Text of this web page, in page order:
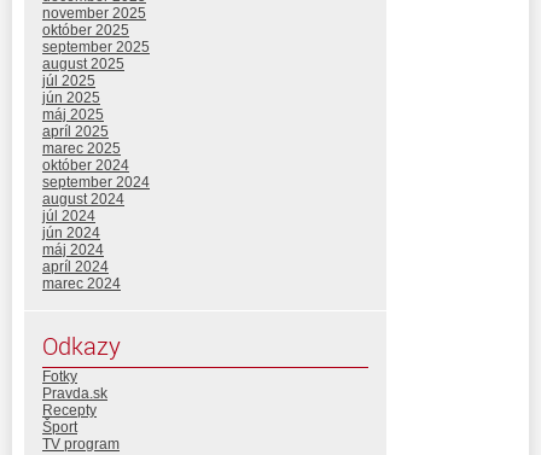
november 2025
október 2025
september 2025
august 2025
júl 2025
jún 2025
máj 2025
apríl 2025
marec 2025
október 2024
september 2024
august 2024
júl 2024
jún 2024
máj 2024
apríl 2024
marec 2024
Odkazy
Fotky
Pravda.sk
Recepty
Šport
TV program